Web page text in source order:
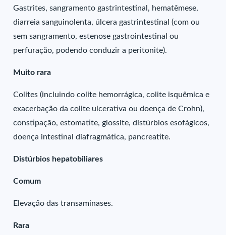
Gastrites, sangramento gastrintestinal, hematêmese,
diarreia sanguinolenta, úlcera gastrintestinal (com ou
sem sangramento, estenose gastrointestinal ou
perfuração, podendo conduzir a peritonite).
Muito rara
Colites (incluindo colite hemorrágica, colite isquêmica e
exacerbação da colite ulcerativa ou doença de Crohn),
constipação, estomatite, glossite, distúrbios esofágicos,
doença intestinal diafragmática, pancreatite.
Distúrbios hepatobiliares
Comum
Elevação das transaminases.
Rara